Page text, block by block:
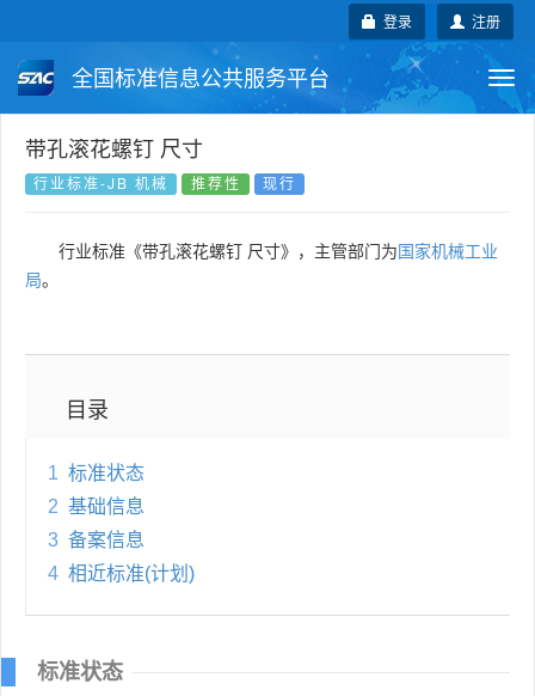
注册
登录
全国标准信息公共服务平台
国家标准
国外标准 技术委员会
带孔滚花螺钉 尺寸
行业标准-JB 机械 推荐性 现行
行业标准《带孔滚花螺钉 尺寸》，主管部门为国家机械工业
局。
目录
1 标准状态
2 基础信息
3 备案信息
4 相近标准(计划)
标准状态